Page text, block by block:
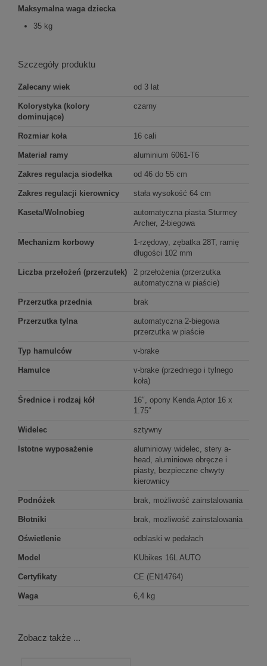
Maksymalna waga dziecka
35 kg
Szczegóły produktu
Zalecany wiek od 3 lat
Kolorystyka (kolory
dominujące)
czarny
Rozmiar koła 16 cali
Materiał ramy aluminium 6061-T6
Zakres regulacja siodełka od 46 do 55 cm
Zakres regulacji kierownicy stała wysokość 64 cm
Kaseta/Wolnobieg
automatyczna piasta Sturmey
Archer, 2-biegowa
Mechanizm korbowy
1-rzędowy, zębatka 28T, ramię
długości 102 mm
Liczba przełożeń (przerzutek)
2 przełożenia (przerzutka
automatyczna w piaście)
Przerzutka przednia brak
Przerzutka tylna
automatyczna 2-biegowa
przerzutka w piaście
Typ hamulców v-brake
Hamulce
v-brake (przedniego i tylnego
koła)
Średnice i rodzaj kół
16″, opony Kenda Aptor 16 x
1.75″
Widelec sztywny
Istotne wyposażenie
aluminiowy widelec, stery a-
head, aluminiowe obręcze i
piasty, bezpieczne chwyty
kierownicy
Podnóżek brak, możliwość zainstalowania
Błotniki brak, możliwość zainstalowania
Oświetlenie odblaski w pedałach
Model KUbikes 16L AUTO
Certyfikaty CE (EN14764)
Waga 6,4 kg
Zobacz także ...